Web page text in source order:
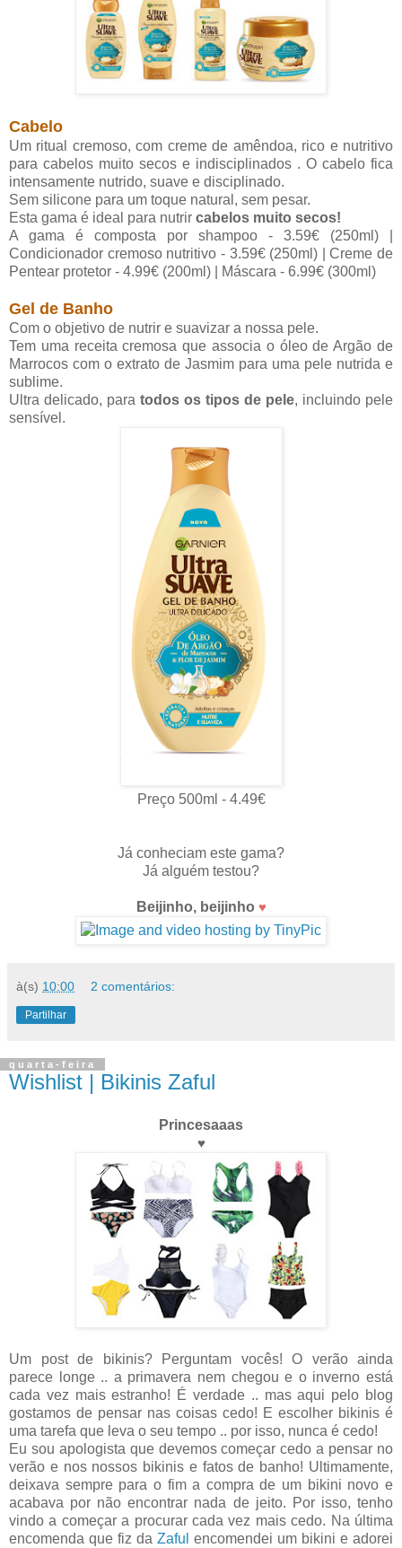
Cabelo
Um ritual cremoso, com creme de amêndoa, rico e nutritivo
para cabelos muito secos e indisciplinados . O cabelo fica
intensamente nutrido, suave e disciplinado.
Sem silicone para um toque natural, sem pesar.
Esta gama é ideal para nutrir cabelos muito secos!
A gama é composta por shampoo - 3.59€ (250ml) |
Condicionador cremoso nutritivo - 3.59€ (250ml) | Creme de
Pentear protetor - 4.99€ (200ml) | Máscara - 6.99€ (300ml)
Gel de Banho
Com o objetivo de nutrir e suavizar a nossa pele.
Tem uma receita cremosa que associa o óleo de Argão de
Marrocos com o extrato de Jasmim para uma pele nutrida e
sublime.
Ultra delicado, para todos os tipos de pele, incluindo pele
sensível.
Preço 500ml - 4.49€
Já conheciam este gama?
Já alguém testou?
Beijinho, beijinho ♥
à(s) 10:00 2 comentários:
Partilhar
quarta-feira
Wishlist | Bikinis Zaful
Princesaaas
♥
Um post de bikinis? Perguntam vocês! O verão ainda
parece longe .. a primavera nem chegou e o inverno está
cada vez mais estranho! É verdade .. mas aqui pelo blog
gostamos de pensar nas coisas cedo! E escolher bikinis é
uma tarefa que leva o seu tempo .. por isso, nunca é cedo!
Eu sou apologista que devemos começar cedo a pensar no
verão e nos nossos bikinis e fatos de banho! Ultimamente,
deixava sempre para o fim a compra de um bikini novo e
acabava por não encontrar nada de jeito. Por isso, tenho
vindo a começar a procurar cada vez mais cedo. Na última
encomenda que fiz da Zaful encomendei um bikini e adorei